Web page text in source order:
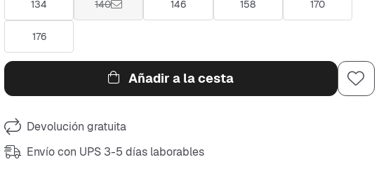
134 140 146 158 170
176
Añadir a la cesta
Devolución gratuita
Envío con UPS 3-5 días laborables